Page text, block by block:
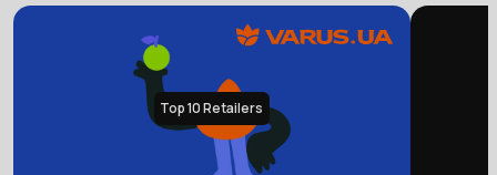
Top 10 Retailers